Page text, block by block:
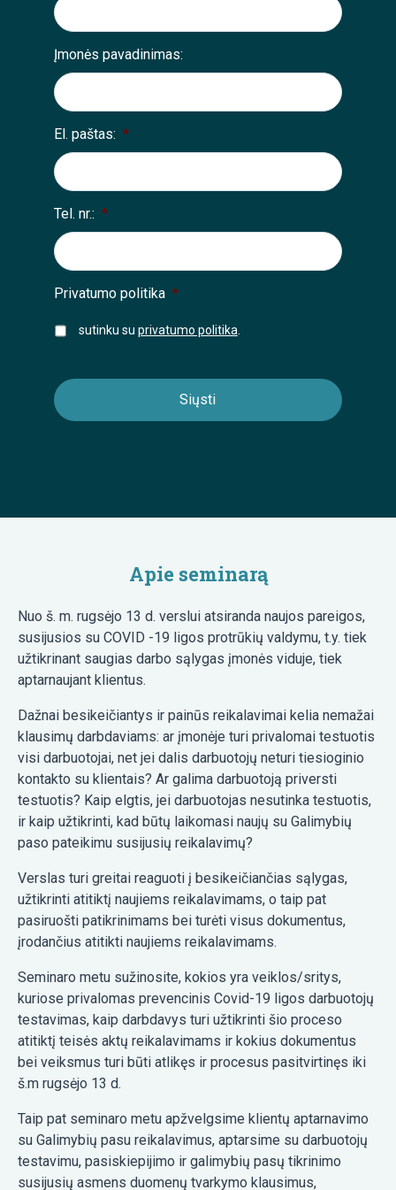
Įmonės pavadinimas:
El. paštas: *
Tel. nr.: *
Privatumo politika *
sutinku su privatumo politika
Apie seminarą
Nuo š. m. rugsėjo 13 d. verslui atsiranda naujos pareigos,
susijusios su COVID -19 ligos protrūkių valdymu, t.y. tiek
užtikrinant saugias darbo sąlygas įmonės viduje, tiek
aptarnaujant klientus.
Dažnai besikeičiantys ir painūs reikalavimai kelia nemažai
klausimų darbdaviams: ar įmonėje turi privalomai testuotis
visi darbuotojai, net jei dalis darbuotojų neturi tiesioginio
kontakto su klientais? Ar galima darbuotoją priversti
testuotis? Kaip elgtis, jei darbuotojas nesutinka testuotis,
ir kaip užtikrinti, kad būtų laikomasi naujų su Galimybių
paso pateikimu susijusių reikalavimų?
Verslas turi greitai reaguoti į besikeičiančias sąlygas,
užtikrinti atitiktį naujiems reikalavimams, o taip pat
pasiruošti patikrinimams bei turėti visus dokumentus,
įrodančius atitikti naujiems reikalavimams.
Seminaro metu sužinosite, kokios yra veiklos/sritys,
kuriose privalomas prevencinis Covid-19 ligos darbuotojų
testavimas, kaip darbdavys turi užtikrinti šio proceso
atitiktį teisės aktų reikalavimams ir kokius dokumentus
bei veiksmus turi būti atlikęs ir procesus pasitvirtinęs iki
š.m rugsėjo 13 d.
Taip pat seminaro metu apžvelgsime klientų aptarnavimo
su Galimybių pasu reikalavimus, aptarsime su darbuotojų
testavimu, pasiskiepijimo ir galimybių pasų tikrinimo
susijusių asmens duomenų tvarkymo klausimus,